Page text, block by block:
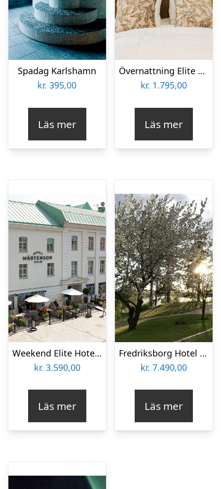
Spadag Karlshamn
kr. 395,00
Läs mer
Övernattning Elite Hotel Mårtenson
kr. 1.795,00
Läs mer
Weekend Elite Hotel Mårtenson
kr. 3.590,00
Läs mer
Fredriksborg Hotel Weekend
kr. 7.490,00
Läs mer